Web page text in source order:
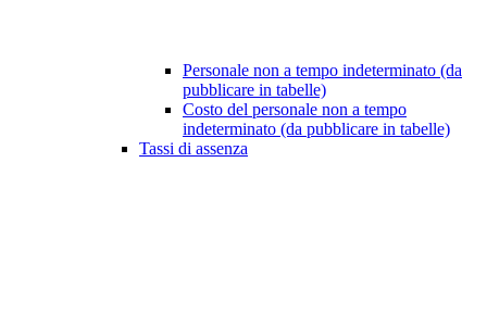
Personale non a tempo indeterminato (da
pubblicare in tabelle)
Costo del personale non a tempo
indeterminato (da pubblicare in tabelle)
Tassi di assenza